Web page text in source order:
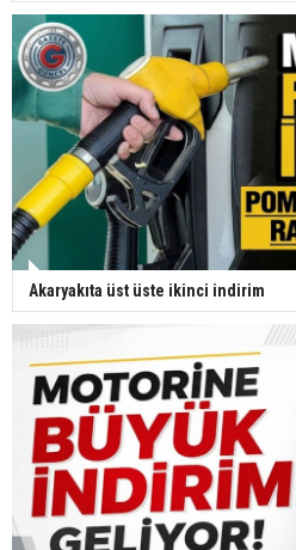
Akaryakıta üst üste ikinci indirim